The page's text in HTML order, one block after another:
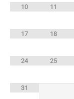
10 11
17 18
24 25
31